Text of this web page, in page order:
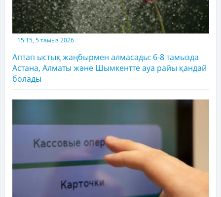
15:15, 5 тамыз 2026
Аптап ыстық жаңбырмен алмасады: 6-8 тамызда
Астана, Алматы және Шымкентте ауа райы қандай
болады